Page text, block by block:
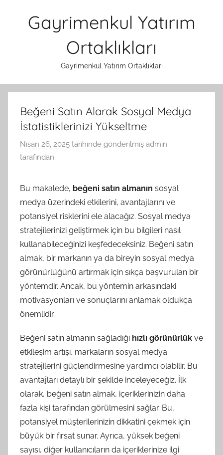
Gayrimenkul Yatırım
Ortaklıkları
Gayrimenkul Yatırım Ortaklıkları
Beğeni Satın Alarak Sosyal Medya
İstatistiklerinizi Yükseltme
Nisan 26, 2025 tarihinde gönderilmiş admin
tarafından
Bu makalede, beğeni satın almanın sosyal
medya üzerindeki etkilerini, avantajlarını ve
potansiyel risklerini ele alacağız. Sosyal medya
stratejilerinizi geliştirmek için bu bilgileri nasıl
kullanabileceğinizi keşfedeceksiniz. Beğeni satın
almak, bir markanın ya da bireyin sosyal medya
görünürlüğünü artırmak için sıkça başvurulan bir
yöntemdir. Ancak, bu yöntemin arkasındaki
motivasyonları ve sonuçlarını anlamak oldukça
önemlidir.
Beğeni satın almanın sağladığı hızlı görünürlük ve
etkileşim artışı, markaların sosyal medya
stratejilerini güçlendirmesine yardımcı olabilir. Bu
avantajları detaylı bir şekilde inceleyeceğiz. İlk
olarak, beğeni satın almak, içeriklerinizin daha
fazla kişi tarafından görülmesini sağlar. Bu,
potansiyel müşterilerinizin dikkatini çekmek için
büyük bir fırsat sunar. Ayrıca, yüksek beğeni
sayısı, diğer kullanıcıların da içeriklerinize ilgi